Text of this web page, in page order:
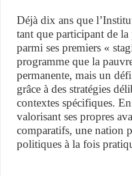
Déjà dix ans que
tant que participant de
parmi ses premiers «
programme que la
permanente, mais un
grâce à des stratégies
contextes spécifiques.
valorisant ses propres
comparatifs, une nation
politiques à la fois